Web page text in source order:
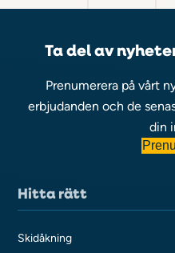
Ta del av
Prenumerera på vårt
erbjudanden och de
din
Hitta rätt
Skidåkning